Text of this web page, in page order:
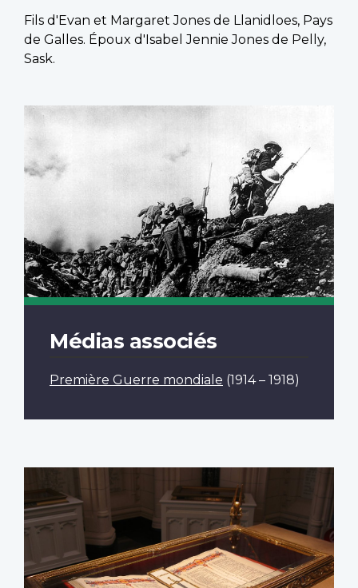
Fils d'Evan et Margaret Jones de Llanidloes, Pays
de Galles. Époux d'Isabel Jennie Jones de Pelly,
Sask.
Médias associés
Première Guerre mondiale (1914 – 1918)